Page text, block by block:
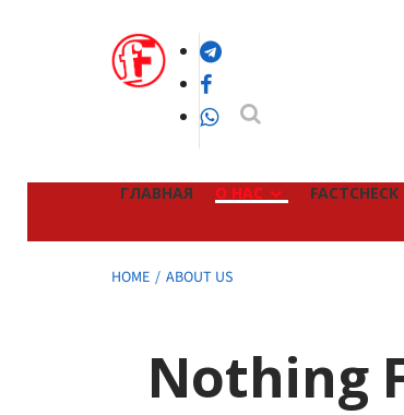
Telegram
Facebook
WhatsApp
ГЛАВНАЯ О НАС FACTCHECK
HOME ABOUT US
Nothing